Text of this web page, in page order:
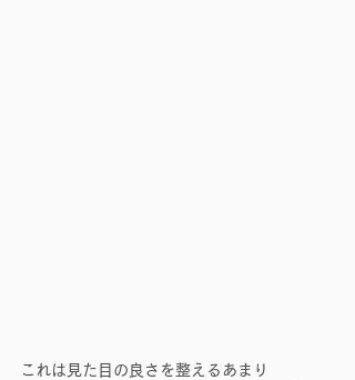
これは見た目の良さを整えるあまり